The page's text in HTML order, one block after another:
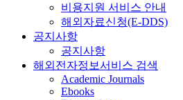
비용지원 서비스 안내
해외자료신청(E-DDS)
공지사항
공지사항
해외전자정보서비스 검색
Academic Journals
Ebooks